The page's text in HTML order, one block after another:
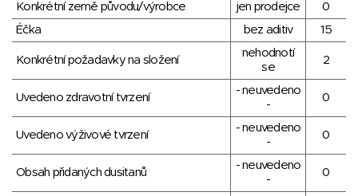
Konkrétní země původu/výrobce
jen prodejce
0
Éčka
bez aditiv 15
Konkrétní požadavky na složení
nehodnotí
se
2
Uvedeno zdravotní tvrzení
- neuvedeno
-
0
Uvedeno výživové tvrzení
- neuvedeno
-
0
Obsah přidaných dusitanů
- neuvedeno
-
0